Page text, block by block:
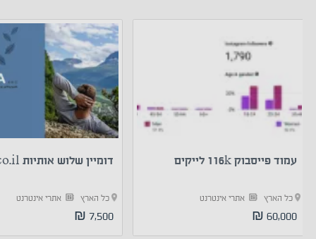
עמוד פייסבוק 116k לייקים
כל הארץ אתרי אינטרנט
60,000 ₪
דומיין שלוש אותיות sva.co.il
כל הארץ אתרי אינטרנט
7,500 ₪